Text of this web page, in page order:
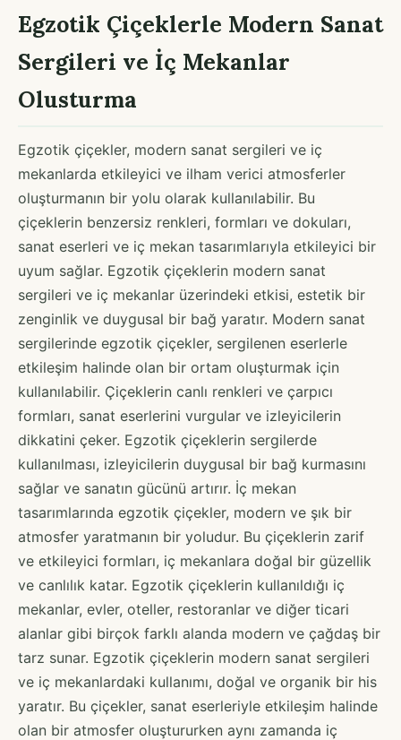
Egzotik Çiçeklerle Modern Sanat
Sergileri ve İç Mekanlar
Olusturma
Egzotik çiçekler, modern sanat sergileri ve iç
mekanlarda etkileyici ve ilham verici atmosferler
oluşturmanın bir yolu olarak kullanılabilir. Bu
çiçeklerin benzersiz renkleri, formları ve dokuları,
sanat eserleri ve iç mekan tasarımlarıyla etkileyici bir
uyum sağlar. Egzotik çiçeklerin modern sanat
sergileri ve iç mekanlar üzerindeki etkisi, estetik bir
zenginlik ve duygusal bir bağ yaratır. Modern sanat
sergilerinde egzotik çiçekler, sergilenen eserlerle
etkileşim halinde olan bir ortam oluşturmak için
kullanılabilir. Çiçeklerin canlı renkleri ve çarpıcı
formları, sanat eserlerini vurgular ve izleyicilerin
dikkatini çeker. Egzotik çiçeklerin sergilerde
kullanılması, izleyicilerin duygusal bir bağ kurmasını
sağlar ve sanatın gücünü artırır. İç mekan
tasarımlarında egzotik çiçekler, modern ve şık bir
atmosfer yaratmanın bir yoludur. Bu çiçeklerin zarif
ve etkileyici formları, iç mekanlara doğal bir güzellik
ve canlılık katar. Egzotik çiçeklerin kullanıldığı iç
mekanlar, evler, oteller, restoranlar ve diğer ticari
alanlar gibi birçok farklı alanda modern ve çağdaş bir
tarz sunar. Egzotik çiçeklerin modern sanat sergileri
ve iç mekanlardaki kullanımı, doğal ve organik bir his
yaratır. Bu çiçekler, sanat eserleriyle etkileşim halinde
olan bir atmosfer oluştururken aynı zamanda iç